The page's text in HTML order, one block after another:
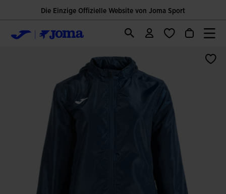
Die Einzige Offizielle Website von Joma Sport